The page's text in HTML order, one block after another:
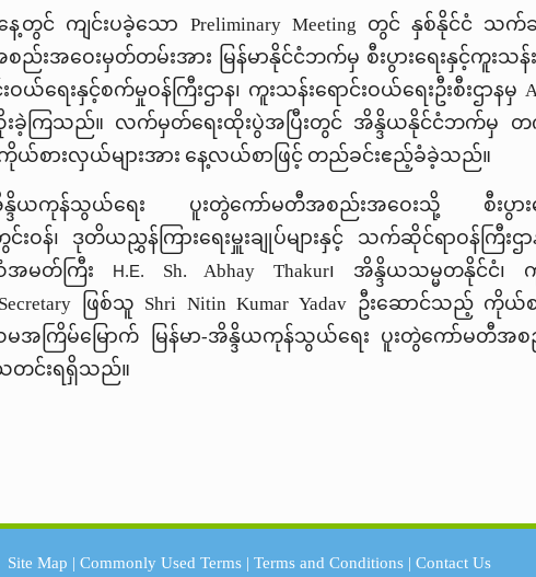
တွင် ကျင်းပခဲ့သော Preliminary Meeting တွင် နှစ်နိုင်ငံ သက်ဆိုင်
ဝေးမှတ်တမ်းအား မြန်မာနိုင်ငံဘက်မှ စီးပွားရေးနှင့်ကူးသန်းရ
ယ်ရေးနှင့်စက်မှုဝန်ကြီးဌာန၊ ကူးသန်းရောင်းဝယ်ရေးဦးစီးဌာနမှ
ကြသည်။ လက်မှတ်ရေးထိုးပွဲအပြီးတွင် အိန္ဒိယနိုင်ငံဘက်မှ တ
စားလှယ်များအား နေ့လယ်စာဖြင့် တည်ခင်းဧည့်ခံခဲ့သည်။
ကုန်သွယ်ရေး ပူးတွဲကော်မတီအစည်းအဝေးသို့ စီးပွားရေးနှင့်
ဝန်၊ ဒုတိယညွှန်ကြားရေးမှူးချုပ်များနှင့် သက်ဆိုင်ရာဝန်ကြီးဌာ
အမတ်ကြီး H.E. Sh. Abhay Thakur၊ အိန္ဒိယသမ္မတနိုင်ငံ၊ ကူ
ဖြစ်သူ Shri Nitin Kumar Yadav ဦးဆောင်သည့် ကိုယ်စ
ကြိမ်မြောက် မြန်မာ-အိန္ဒိယကုန်သွယ်ရေး ပူးတွဲကော်မတီအစ
တင်းရရှိသည်။
Site Map | Commonly Used Terms| Terms and Conditions| Contact Us